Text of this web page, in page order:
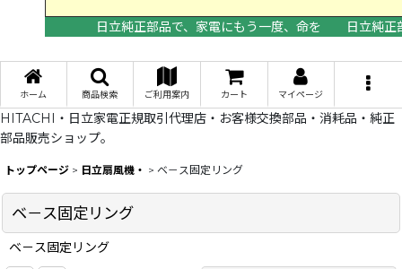
日立純正部品で、家電にもう一度、命を
日立純
ホーム 商品検索 ご利用案内 カート マイページ
HITACHI・日立家電正規取引代理店・お客様交換部品・消耗品・純正
部品販売ショップ。
トップページ > 日立扇風機・ > ベ－ス固定リング
ベ－ス固定リング
ベ－ス固定リング